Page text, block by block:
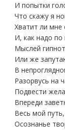
И попытки
Что скажу я
Хватит ли мне
И, как надо по
Мыслей
Или же
В
Разорвусь на
Подвести
Впереди
Весь мой
Осознанье